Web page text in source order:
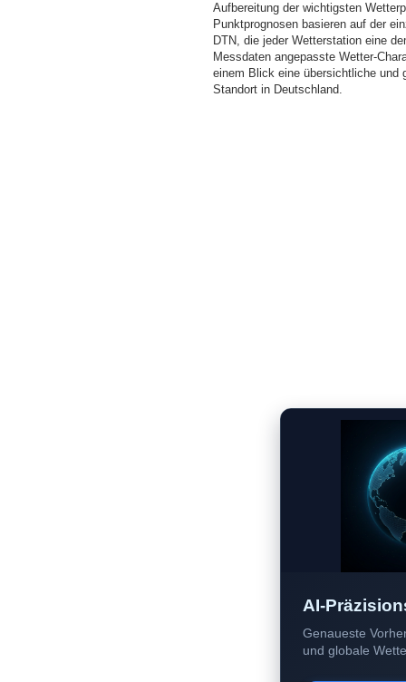
Aufbereitung der wichtigsten
Punktprognosen basieren auf der
DTN, die jeder Wetterstation eine
Messdaten angepasste Wetter-
einem Blick eine übersichtliche und
Standort in Deutschland.
AI-
Genaueste
und globale